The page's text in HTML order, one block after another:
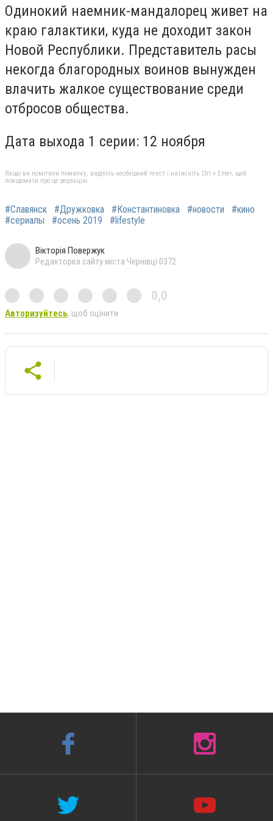
Одинокий наемник-мандалорец живет на
краю галактики, куда не доходит закон
Новой Республики. Представитель расы
некогда благородных воинов вынужден
влачить жалкое существование среди
отбросов общества.
Дата выхода 1 серии: 12 ноября
Якщо ви помітили помилку, виділіть необхідний текст і натисніть Ctrl + Enter, щоб
повідомити про це редакцію
#Славянск #Дружковка #Константиновка #новости
#кино
#сериалы
#осень 2019 #lifestyle
Вікторія Повержук
Редакторка сайту міста Чернівці 0372
0,0
Авторизуйтесь, щоб оцінити